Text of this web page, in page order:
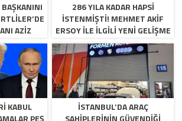
AZIZ
286 YILA KADAR HAPSI
ISTENMIŞTI! MEHMET AKIF
ERSOY ILE ILGILI YENI GELIŞME
KABUL
PEŞ
İSTANBUL’DA ARAÇ
SAHIPLERININ GÜVENDIĞI